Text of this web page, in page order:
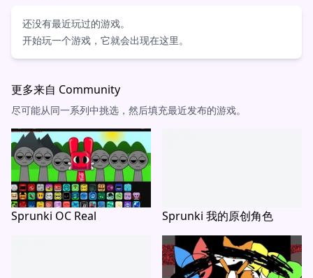
还没有最近玩过的游戏。
开始玩一个游戏，它就会出现在这里。
更多来自 Community
尽可能从同一系列中挑选，然后填充最近发布的游戏。
Sprunki OC Real Sprunki 我的原创角色